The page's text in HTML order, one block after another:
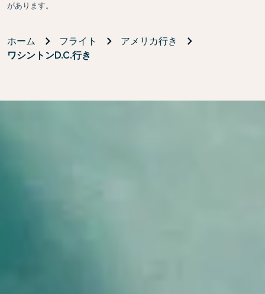
があります。
ホーム フライト
アメリカ行き
ワシントンD.C.行き